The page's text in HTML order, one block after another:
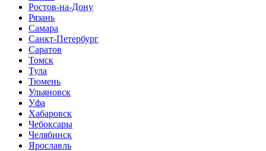
Ростов-на-Дону
Рязань
Самара
Санкт-Петербург
Саратов
Томск
Тула
Тюмень
Ульяновск
Уфа
Хабаровск
Чебоксары
Челябинск
Ярославль